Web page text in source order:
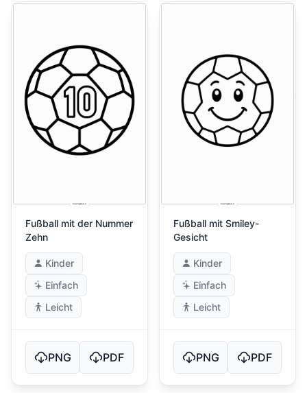
Fußball mit der Nummer
Zehn
Kinder
Einfach
Leicht
PNG PDF
Fußball mit Smiley-
Gesicht
Kinder
Einfach
Leicht
PNG PDF